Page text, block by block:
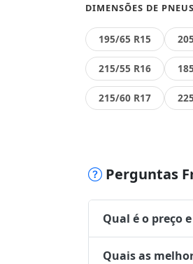
DIMENSÕES DE PNEUS
195/65 R15
215/55 R16
215/60 R17
Perguntas
Qual é o preço
Quais as